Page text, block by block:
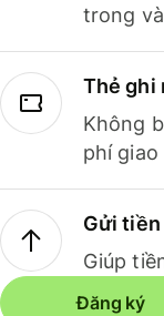
trong
Thẻ ghi
Không
phí
Gửi
Giúp
Đăng ký